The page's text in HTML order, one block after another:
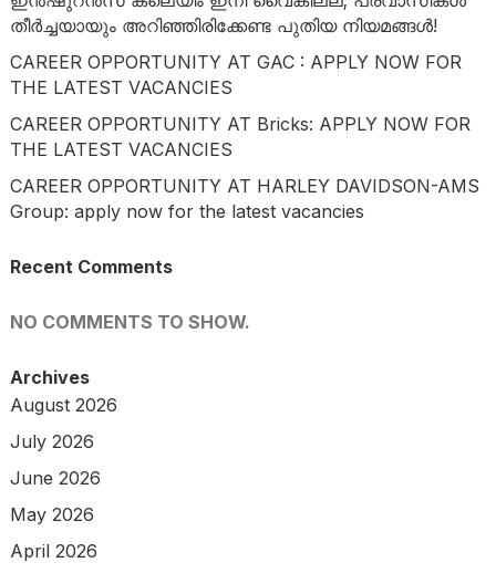
തീർച്ചയായും അറിഞ്ഞിരിക്കേണ്ട പുതിയ നിയമങ്ങൾ!
CAREER OPPORTUNITY AT GAC : APPLY NOW FOR
THE LATEST VACANCIES
CAREER OPPORTUNITY AT Bricks: APPLY NOW FOR
THE LATEST VACANCIES
CAREER OPPORTUNITY AT HARLEY DAVIDSON-AMS
Group: apply now for the latest vacancies
Recent Comments
NO COMMENTS TO SHOW.
Archives
August 2026
July 2026
June 2026
May 2026
April 2026